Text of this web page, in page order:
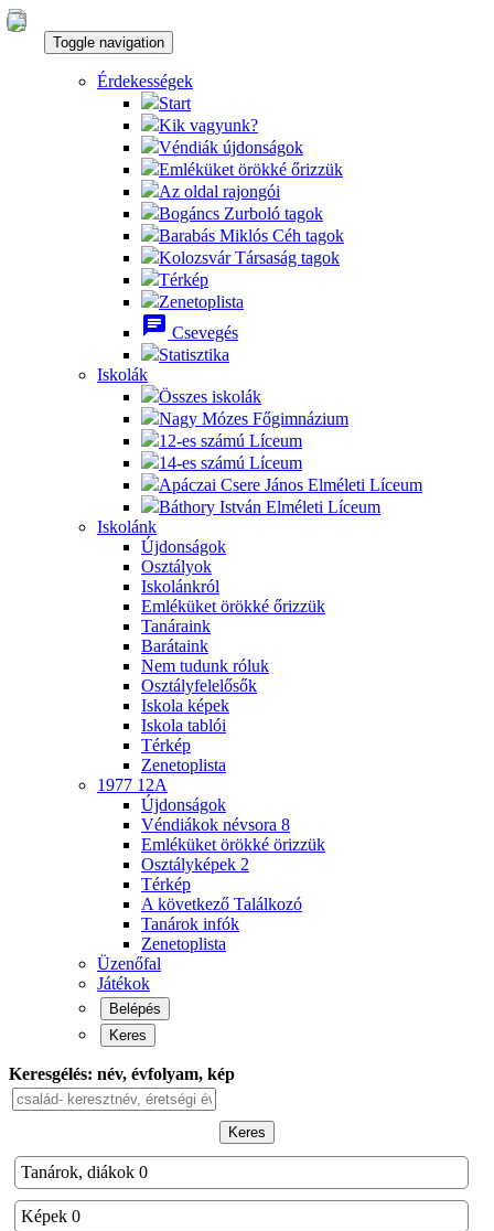
Toggle navigation
Érdekességek
Start
Kik vagyunk?
Véndiák újdonságok
Emléküket örökké őrizzük
Az oldal rajongói
Bogáncs Zurboló tagok
Barabás Miklós Céh tagok
Kolozsvár Társaság tagok
Térkép
Zenetoplista
chat Csevegés
Statisztika
Iskolák
Összes iskolák
Nagy Mózes Főgimnázium
12-es számú Líceum
14-es számú Líceum
Apáczai Csere János Elméleti Líceum
Báthory István Elméleti Líceum
Iskolánk
Újdonságok
Osztályok
Iskolánkról
Emléküket örökké őrizzük
Tanáraink
Barátaink
Nem tudunk róluk
Osztályfelelősők
Iskola képek
Iskola tablói
Térkép
Zenetoplista
1977 12A
Újdonságok
Véndiákok névsora 8
Emléküket örökké örizzük
Osztályképek 2
Térkép
A következő Találkozó
Tanárok infók
Zenetoplista
Üzenőfal
Játékok
Belépés
Keres
Keresgélés: név, évfolyam, kép
Keres
Tanárok, diákok 0
Képek 0